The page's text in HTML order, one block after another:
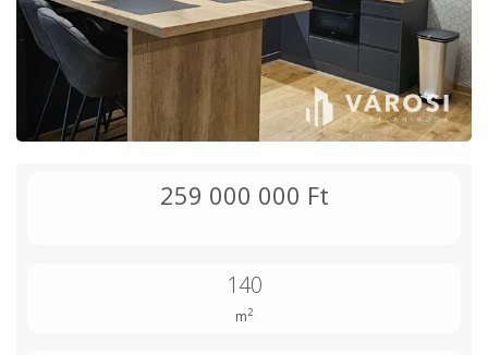
259 000 000 Ft
140
m2